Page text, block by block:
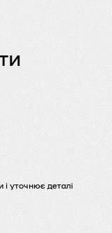
уточнює деталі